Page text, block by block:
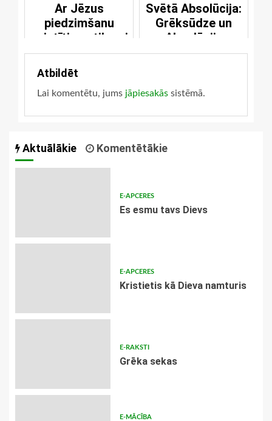
Ar Jēzus
piedzimšanu
saistītie notikumi
jaunavas Marijas
skatījumā
Svētā Absolūcija:
Grēksūdze un
Absolūcija
Atbildēt
Lai komentētu, jums jāpiesakās sistēmā.
Aktuālākie Komentētākie
E-APCERES
Es esmu tavs Dievs
E-APCERES
Kristietis kā Dieva namturis
E-RAKSTI
Grēka sekas
E-MĀCĪBA